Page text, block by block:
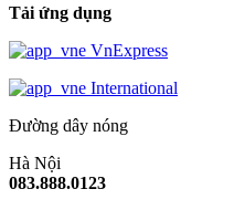
Tải ứng dụng
VnExpress
International
Đường dây nóng
Hà Nội
083.888.0123